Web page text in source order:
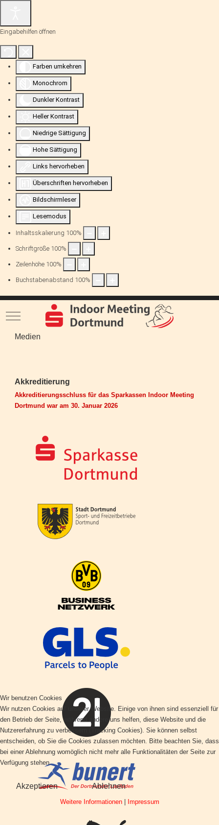
Eingabehilfen öffnen
Farben umkehren
Monochrom
Dunkler Kontrast
Heller Kontrast
Niedrige Sättigung
Hohe Sättigung
Links hervorheben
Überschriften hervorheben
Bildschirmleser
Lesemodus
Inhaltsskalierung 100%
Schriftgröße 100%
Zeilenhöhe 100%
Buchstabenabstand 100%
Mobile Menu Toggle
Medien
Akkreditierung
Akkreditierungsschluss für das Sparkassen Indoor Meeting
Dortmund war am 30. Januar 2026
Wir benutzen Cookies
Wir nutzen Cookies auf unserer Website. Einige von ihnen sind essenziell für
den Betrieb der Seite, während andere uns helfen, diese Website und die
Nutzererfahrung zu verbessern (Tracking Cookies). Sie können selbst
entscheiden, ob Sie die Cookies zulassen möchten. Bitte beachten Sie, dass
bei einer Ablehnung womöglich nicht mehr alle Funktionalitäten der Seite zur
Verfügung stehen.
Akzeptieren Ablehnen
Weitere Informationen| Impressum